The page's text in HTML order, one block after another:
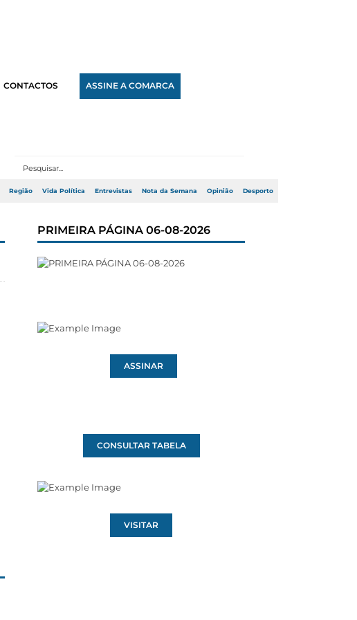
CONTACTOS ASSINE A COMARCA
Região Vida Política Entrevistas Nota da Semana Opinião Desporto
PRIMEIRA PÁGINA 06-08-2026
ASSINAR
CONSULTAR TABELA
VISITAR